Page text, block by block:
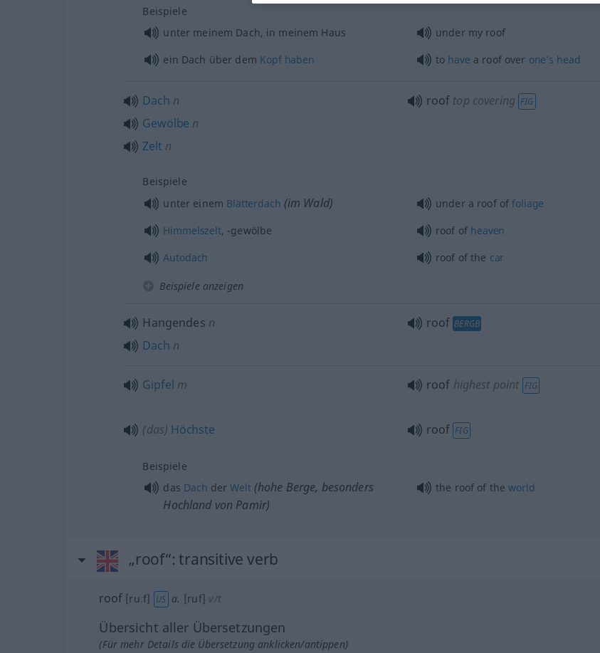
Beispiele
unter meinem Dach, in meinem Haus
under my roof
ein Dach über dem Kopf haben to have a roof over one’s head
Dach n
Gewölbe n
Zelt n
roof top covering FIG
Beispiele
unter einem Blätterdach (im Wald) under a roof offoliage
Himmelszelt, -gewölbe roof of heaven
Autodach
roof of the car
Beispiele anzeigen
Hangendes n
Dach n
roof BERGB
Gipfel m roof highest point FIG
(das) Höchste roof FIG
Beispiele
das Dach derWelt(hohe Berge, besonders
Hochland von Pamir)
the roof of theworld
„roof“: transitive verb
roof [ruːf] US a. [ruf] v/t
Übersicht aller Übersetzungen
(Für mehr Details die Übersetzung anklicken/antippen)